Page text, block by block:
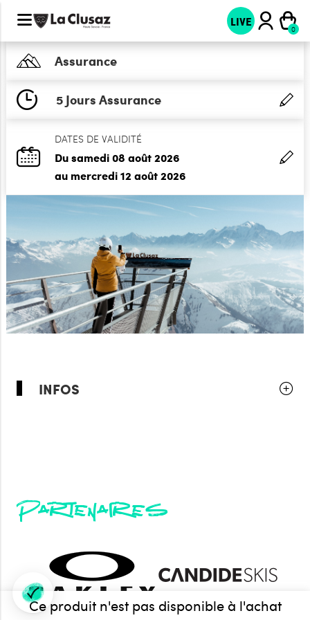
LIVE
Assurance
5 Jours Assurance
DATES DE VALIDITÉ
Du samedi 08 août 2026
au mercredi 12 août 2026
INFOS
Ce produit n'est pas disponible à l'achat
Partenaires